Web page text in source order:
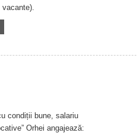
vacante).
condiții bune, salariu
Orhei angajează: